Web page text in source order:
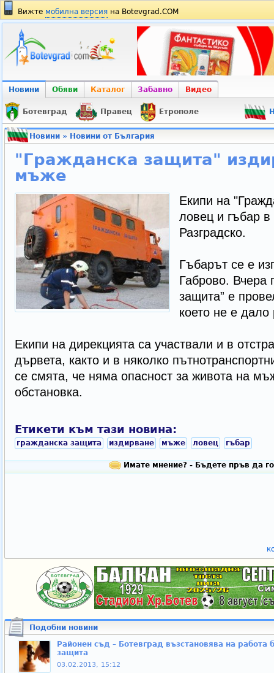
Вижте мобилна версия на Botevgrad.COM
Новини Обяви Каталог Забавно Видео
Ботевград Правец Етрополе
Новини» Новини от България
"Гражданска защита"
мъже
Екипи на
ловец и гъбар в
Разградско.
Гъбарът се е
Габрово. Вчера
защита” е
което не е дало
Екипи на дирекцията са участвали и в
дървета, както и в няколко
се смята, че няма опасност за живота на
обстановка.
Етикети към тази новина:
гражданска защита издирване мъже ловец гъбар
Имате мнение? - Бъдете пръв да го
Подобни новини
Районен съд – Ботевград възстановява на
защита
03.02.2013, 15:12